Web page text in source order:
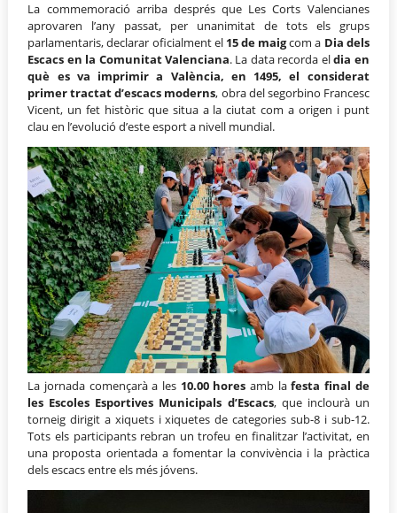
La commemoració arriba després que Les Corts Valencianes
aprovaren l’any passat, per unanimitat de tots els grups
parlamentaris, declarar oficialment el 15 de maigcom a Dia dels
Escacs en la Comunitat Valenciana. La data recorda eldia en
què es va imprimir a València, en 1495, el considerat
primer tractat d’escacs moderns, obra del segorbino Francesc
Vicent, un fet històric que situa a la ciutat com a origen i punt
clau en l’evolució d’este esport a nivell mundial.
La jornada començarà a les 10.00 hores amb lafesta final de
les Escoles Esportives Municipals d’Escacs, que inclourà un
torneig dirigit a xiquets i xiquetes de categories sub-8 i sub-12.
Tots els participants rebran un trofeu en finalitzar l’activitat, en
una proposta orientada a fomentar la convivència i la pràctica
dels escacs entre els més jóvens.